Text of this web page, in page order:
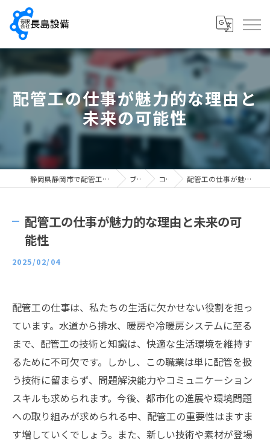
配管工の仕事が魅力的な理由と
未来の可能性
静岡県静岡市で配管工の求人なら有限会社長島設備 ブログ コラム 配管工の仕事が魅力的な理由と未来の可能性
配管工の仕事が魅力的な理由と未来の可
能性
2025/02/04
配管工の仕事は、私たちの生活に欠かせない役割を担っ
ています。水道から排水、暖房や冷暖房システムに至る
まで、配管工の技術と知識は、快適な生活環境を維持す
るために不可欠です。しかし、この職業は単に配管を扱
う技術に留まらず、問題解決能力やコミュニケーション
スキルも求められます。今後、都市化の進展や環境問題
への取り組みが求められる中、配管工の重要性はますま
す増していくでしょう。また、新しい技術や素材が登場